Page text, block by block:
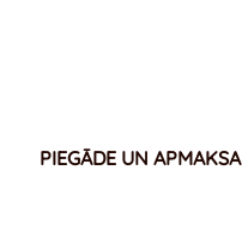
PIEGĀDE UN APMAKSA